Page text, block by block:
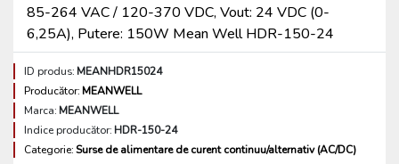
85-264 VAC / 120-370 VDC, Vout: 24 VDC (0-
6,25A), Putere: 150W Mean Well HDR-150-24
ID produs:MEANHDR15024
Producător:MEANWELL
Marca:MEANWELL
Indice producător:HDR-150-24
Categorie:Surse de alimentare de curent continuu/alternativ (AC/DC)